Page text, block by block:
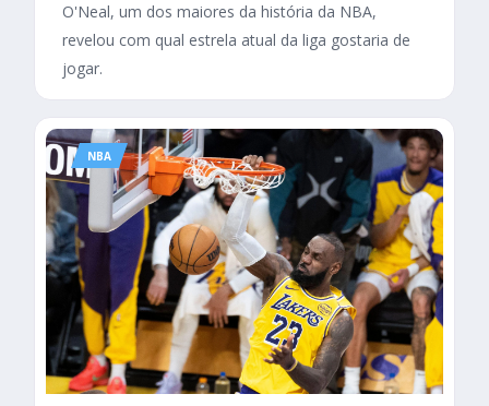
O'Neal, um dos maiores da história da NBA,
revelou com qual estrela atual da liga gostaria de
jogar.
NBA